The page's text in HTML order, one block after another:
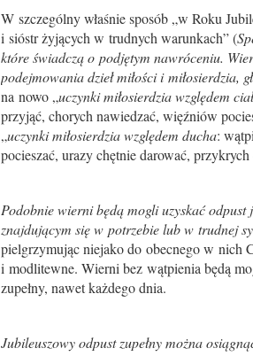
W szczególny właśnie sposób „w Roku
i sióstr żyjących w trudnych warunkach” (
które świadczą o podjętym nawróceniu.
podejmowania dzieł miłości i miłosierdzia,
na nowo „uczynki miłosierdzia względem
przyjąć, chorych nawiedzać, więźniów
„uczynki miłosierdzia względem ducha:
pocieszać, urazy chętnie darować,
Podobnie wierni będą mogli uzyskać
znajdującym się w potrzebie lub w trudnej
pielgrzymując niejako do obecnego w nich
i modlitewne. Wierni bez wątpienia będą
zupełny, nawet każdego dnia.
Jubileuszowy odpust zupełny można